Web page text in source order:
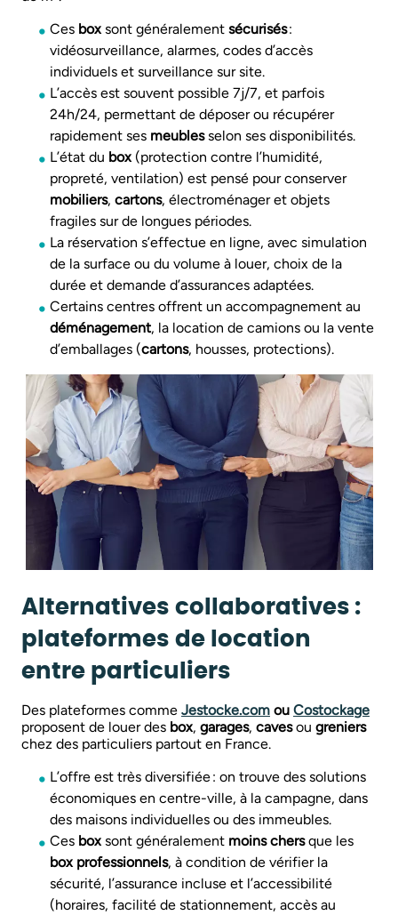
Ces boxsont généralement sécurisés:
vidéosurveillance, alarmes, codes d’accès
individuels et surveillance sur site.
L’accès est souvent possible 7j/7, et parfois
24h/24, permettant de déposer ou récupérer
rapidement ses meublesselon ses disponibilités.
L’état du box(protection contre l’humidité,
propreté, ventilation) est pensé pour conserver
mobiliers, cartons, électroménager et objets
fragiles sur de longues périodes.
La réservation s’effectue en ligne, avec simulation
de la surface ou du volume à louer, choix de la
durée et demande d’assurances adaptées.
Certains centres offrent un accompagnement au
déménagement, la location de camions ou la vente
d’emballages (cartons, housses, protections).
Alternatives collaboratives :
plateformes de location
entre particuliers
Des plateformes comme Jestocke.com ou Costockage
proposent de louer des box, garages, cavesou greniers
chez des particuliers partout en France.
L’offre est très diversifiée : on trouve des solutions
économiques en centre-ville, à la campagne, dans
des maisons individuelles ou des immeubles.
Ces boxsont généralement moins chersque les
box professionnels, à condition de vérifier la
sécurité, l’assurance incluse et l’accessibilité
(horaires, facilité de stationnement, accès au